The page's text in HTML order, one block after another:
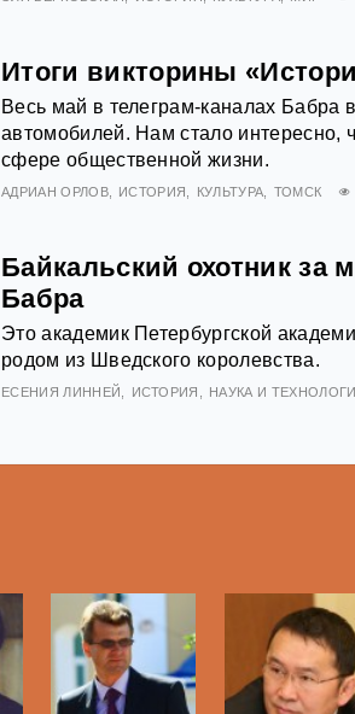
Итоги викторины
Весь май в телеграм‑каналах
автомобилей. Нам стало интересно,
сфере общественной жизни.
АДРИАН ОРЛОВ ИСТОРИЯ КУЛЬТУРА ТОМСК
Байкальский охотник за
Бабра
Это академик Петербургской
родом из Шведского королевства.
ЕСЕНИЯ ЛИННЕЙ ИСТОРИЯ НАУКА И